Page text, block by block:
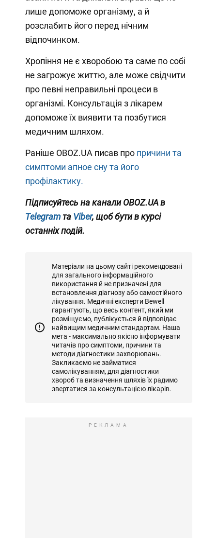
лише допоможе організму, а й
розслабить його перед нічним
відпочинком.
Хропіння не є хворобою та саме по собі
не загрожує життю, але може свідчити
про певні неправильні процеси в
організмі. Консультація з лікарем
допоможе їх виявити та позбутися
медичним шляхом.
Раніше OBOZ.UA писав про причини та
симптоми апное сну та його
профілактику.
Підписуйтесь на канали OBOZ.UA в
Telegram та Viber, щоб бути в курсі
останніх подій.
Матеріали на цьому сайті рекомендовані
для загального інформаційного
використання й не призначені для
встановлення діагнозу або самостійного
лікування. Медичні експерти Bewell
гарантують, що весь контент, який ми
розміщуємо, публікується й відповідає
найвищим медичним стандартам. Наша
мета - максимально якісно інформувати
читачів про симптоми, причини та
методи діагностики захворювань.
Закликаємо не займатися
самолікуванням, для діагностики
хвороб та визначення шляхів їх радимо
звертатися за консультацією лікарів.
РЕКЛАМА